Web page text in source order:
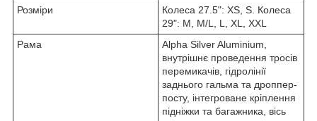
Розміри
Колеса 27.5": XS, S. Колеса
29": M, M/L, L, XL, XXL
Рама
Alpha Silver Aluminium,
внутрішнє проведення тросів
перемикачів, гідролінії
заднього гальма та дроппер-
посту, інтегроване кріплення
підніжки та багажника, вісь